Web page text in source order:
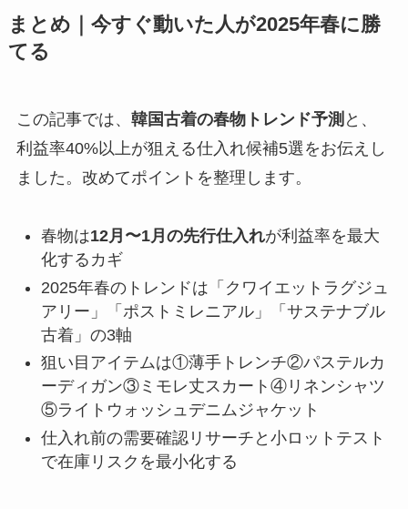
まとめ｜今すぐ動いた人が2025年春に勝
てる
この記事では、 韓国古着の春物トレンド予測 と、
利益率40%以上が狙える仕入れ候補5選をお伝えし
ました。改めてポイントを整理します。
春物は12月〜1月の先行仕入れが利益率を最大
化するカギ
2025年春のトレンドは「クワイエットラグジュ
アリー」「ポストミレニアル」「サステナブル
古着」の3軸
狙い目アイテムは①薄手トレンチ②パステルカ
ーディガン③ミモレ丈スカート④リネンシャツ
⑤ライトウォッシュデニムジャケット
仕入れ前の需要確認リサーチと小ロットテスト
で在庫リスクを最小化する